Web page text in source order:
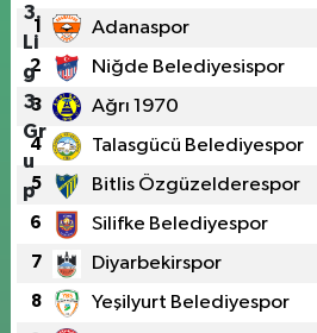
1 Adanaspor
2 Niğde Belediyesispor
3 Ağrı 1970
4 Talasgücü Belediyespor
5 Bitlis Özgüzelderespor
6 Silifke Belediyespor
7 Diyarbekirspor
8 Yeşilyurt Belediyespor